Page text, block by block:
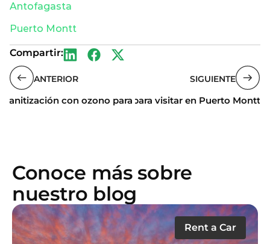
Antofagasta
Puerto Montt
Compartir:
ANTERIOR
Sanitización con ozono para los autos
SIGUIENTE
¿Qué lugares hay para visitar en Puerto Montt?
Conoce más sobre
nuestro blog
Rent a Car